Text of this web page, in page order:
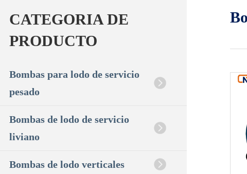
CATEGORIA DE
PRODUCTO
Bombas para lodo de servicio
pesado
Bombas de lodo de servicio
liviano
Bombas de lodo verticales